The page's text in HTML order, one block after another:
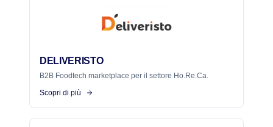
DELIVERISTO
B2B Foodtech marketplace per il settore Ho.Re.Ca.
Scopri di più